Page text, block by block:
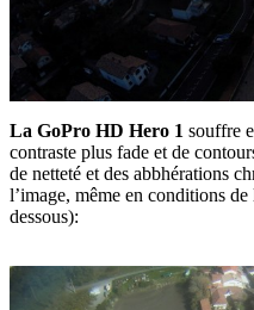
La GoPro HD Hero 1 souffre
contraste plus fade et de
de netteté et des abbhérations
l’image, même en conditions
dessous):